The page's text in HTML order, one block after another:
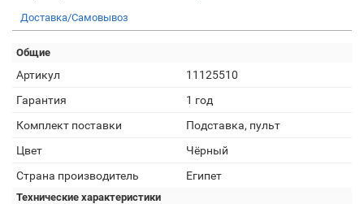
Доставка/Самовывоз
Общие
Артикул
11125510
Гарантия
1 год
Комплект поставки
Подставка, пульт
Цвет
Чёрный
Страна производитель
Египет
Технические характеристики